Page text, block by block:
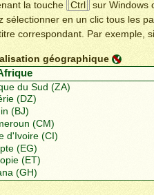
la touche
Ctrl sur Windows
sélectionner en un clic tous les
correspondant. Par exemple,
géographique